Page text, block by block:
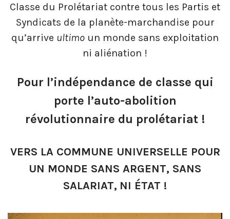
Classe du Prolétariat contre tous les Partis et
Syndicats de la planète-marchandise pour
qu’arrive ultimo un monde sans exploitation
ni aliénation !
Pour l’indépendance de classe qui
porte l’auto-abolition
révolutionnaire du prolétariat !
VERS LA COMMUNE UNIVERSELLE POUR
UN MONDE SANS ARGENT, SANS
SALARIAT, NI ÉTAT !